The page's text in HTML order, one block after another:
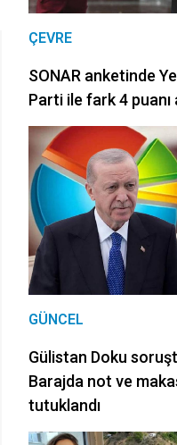
ÇEVRE
SONAR anketinde
Parti ile fark 4 puanı
GÜNCEL
Gülistan Doku
Barajda not ve
tutuklandı